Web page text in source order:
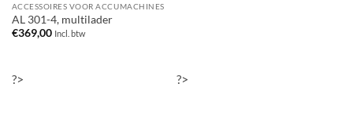
ACCESSOIRES VOOR ACCUMACHINES
AL 301-4, multilader
€369,00 Incl. btw
?> ?>